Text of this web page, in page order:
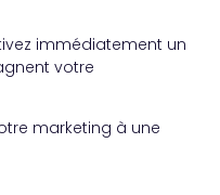
immédiatement un
votre
marketing à une